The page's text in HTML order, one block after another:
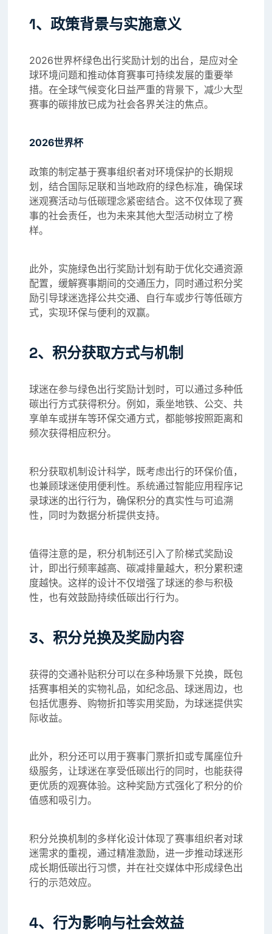
1、政策背景与实施意义
2026世界杯绿色出行奖励计划的出台，是应对全
球环境问题和推动体育赛事可持续发展的重要举
措。在全球气候变化日益严重的背景下，减少大型
赛事的碳排放已成为社会各界关注的焦点。
2026世界杯
政策的制定基于赛事组织者对环境保护的长期规
划，结合国际足联和当地政府的绿色标准，确保球
迷观赛活动与低碳理念紧密结合。这不仅体现了赛
事的社会责任，也为未来其他大型活动树立了榜
样。
此外，实施绿色出行奖励计划有助于优化交通资源
配置，缓解赛事期间的交通压力，同时通过积分奖
励引导球迷选择公共交通、自行车或步行等低碳方
式，实现环保与便利的双赢。
2、积分获取方式与机制
球迷在参与绿色出行奖励计划时，可以通过多种低
碳出行方式获得积分。例如，乘坐地铁、公交、共
享单车或拼车等环保交通方式，都能够按照距离和
频次获得相应积分。
积分获取机制设计科学，既考虑出行的环保价值，
也兼顾球迷使用便利性。系统通过智能应用程序记
录球迷的出行行为，确保积分的真实性与可追溯
性，同时为数据分析提供支持。
值得注意的是，积分机制还引入了阶梯式奖励设
计，即出行频率越高、碳减排量越大，积分累积速
度越快。这样的设计不仅增强了球迷的参与积极
性，也有效鼓励持续低碳出行行为。
3、积分兑换及奖励内容
获得的交通补贴积分可以在多种场景下兑换，既包
括赛事相关的实物礼品，如纪念品、球迷周边，也
包括优惠券、购物折扣等实用奖励，为球迷提供实
际收益。
此外，积分还可以用于赛事门票折扣或专属座位升
级服务，让球迷在享受低碳出行的同时，也能获得
更优质的观赛体验。这种奖励方式强化了积分的价
值感和吸引力。
积分兑换机制的多样化设计体现了赛事组织者对球
迷需求的重视，通过精准激励，进一步推动球迷形
成长期低碳出行习惯，并在社交媒体中形成绿色出
行的示范效应。
4、行为影响与社会效益